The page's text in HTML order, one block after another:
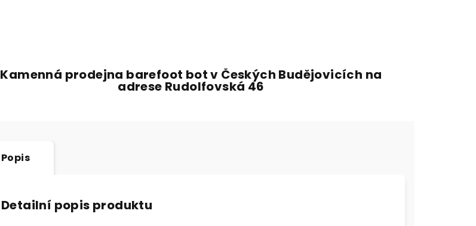
Kamenná prodejna barefoot bot v Českých Budějovicích na
adrese Rudolfovská 46
Popis
Detailní popis produktu